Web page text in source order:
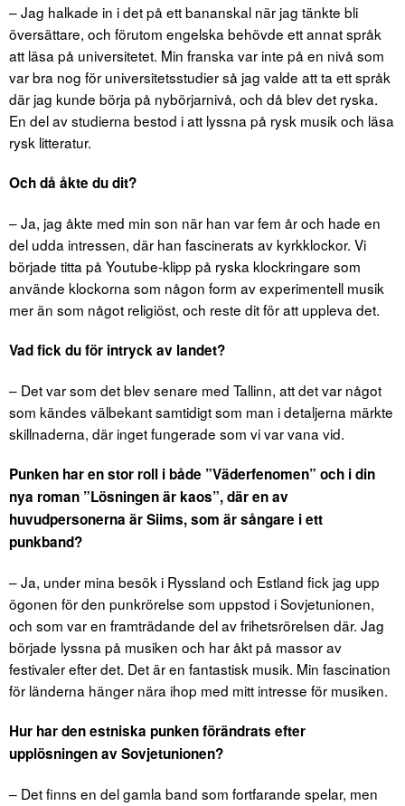
– Jag halkade in i det på ett bananskal när jag tänkte bli
översättare, och förutom engelska behövde ett annat språk
att läsa på universitetet. Min franska var inte på en nivå som
var bra nog för universitetsstudier så jag valde att ta ett språk
där jag kunde börja på nybörjarnivå, och då blev det ryska.
En del av studierna bestod i att lyssna på rysk musik och läsa
rysk litteratur.
Och då åkte du dit?
– Ja, jag åkte med min son när han var fem år och hade en
del udda intressen, där han fascinerats av kyrkklockor. Vi
började titta på Youtube-klipp på ryska klockringare som
använde klockorna som någon form av experimentell musik
mer än som något religiöst, och reste dit för att uppleva det.
Vad fick du för intryck av landet?
– Det var som det blev senare med Tallinn, att det var något
som kändes välbekant samtidigt som man i detaljerna märkte
skillnaderna, där inget fungerade som vi var vana vid.
Punken har en stor roll i både ”Väderfenomen” och i din
nya roman ”Lösningen är kaos”, där en av
huvudpersonerna är Siims, som är sångare i ett
punkband?
– Ja, under mina besök i Ryssland och Estland fick jag upp
ögonen för den punkrörelse som uppstod i Sovjetunionen,
och som var en framträdande del av frihetsrörelsen där. Jag
började lyssna på musiken och har åkt på massor av
festivaler efter det. Det är en fantastisk musik. Min fascination
för länderna hänger nära ihop med mitt intresse för musiken.
Hur har den estniska punken förändrats efter
upplösningen av Sovjetunionen?
– Det finns en del gamla band som fortfarande spelar, men